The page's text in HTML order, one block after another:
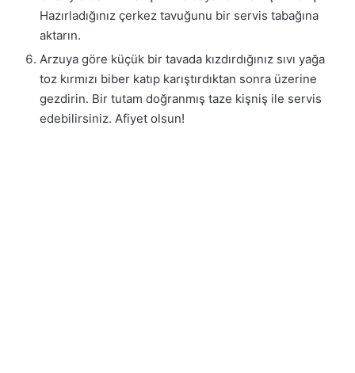
Hazırladığınız çerkez tavuğunu bir servis tabağına
aktarın.
Arzuya göre küçük bir tavada kızdırdığınız sıvı yağa
toz kırmızı biber katıp karıştırdıktan sonra üzerine
gezdirin. Bir tutam doğranmış taze kişniş ile servis
edebilirsiniz. Afiyet olsun!